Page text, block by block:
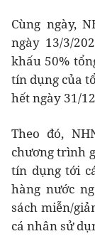
Cùng ngày,
ngày 13/3/
khấu 50%
tín dụng của
hết ngày 31/
Theo đó,
chương trình
tín dụng tới
hàng nước
sách miễn/
cá nhân sử